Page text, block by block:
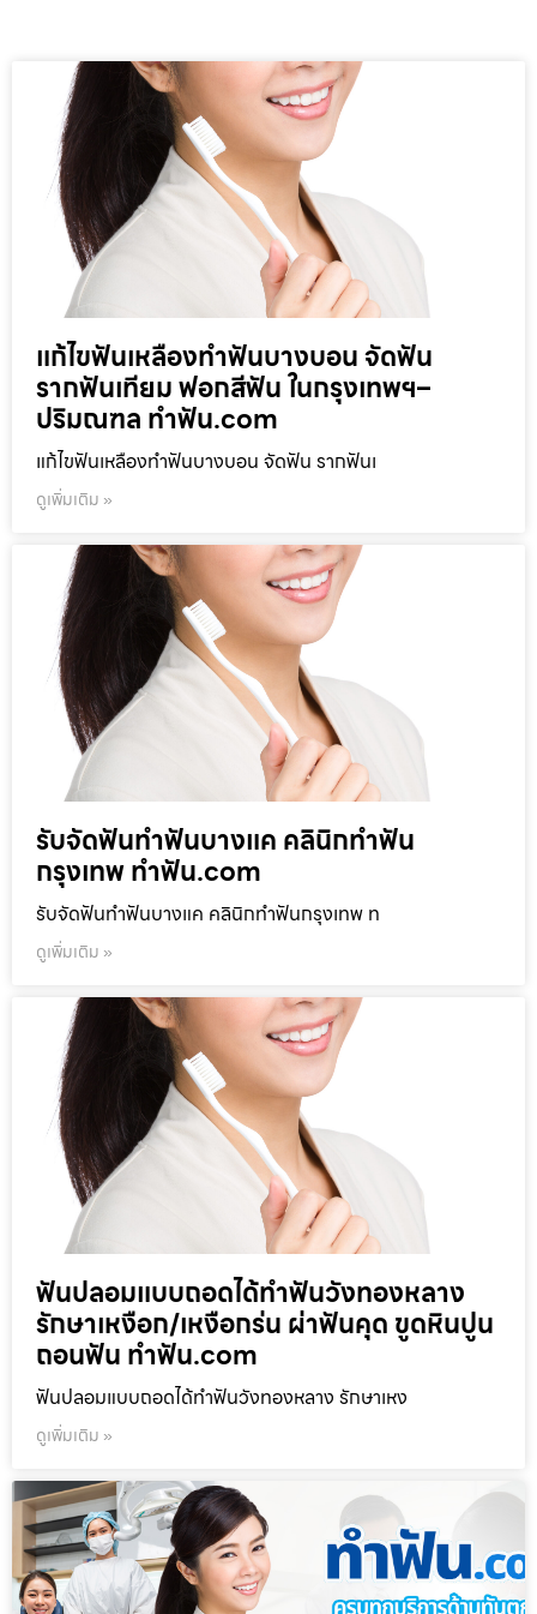
แก้ไขฟันเหลืองทำฟันบางบอน จัดฟัน
รากฟันเทียม ฟอกสีฟัน ในกรุงเทพฯ–
ปริมณฑล ทำฟัน.com
แก้ไขฟันเหลืองทำฟันบางบอน จัดฟัน รากฟันเ
ดูเพิ่มเติม »
รับจัดฟันทำฟันบางแค คลินิกทำฟัน
กรุงเทพ ทำฟัน.com
รับจัดฟันทำฟันบางแค คลินิกทำฟันกรุงเทพ ท
ดูเพิ่มเติม »
ฟันปลอมแบบถอดได้ทำฟันวังทองหลาง
รักษาเหงือก/เหงือกร่น ผ่าฟันคุด ขูดหินปูน
ถอนฟัน ทำฟัน.com
ฟันปลอมแบบถอดได้ทำฟันวังทองหลาง รักษาเหง
ดูเพิ่มเติม »